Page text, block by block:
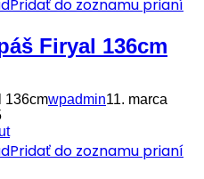
Pridať do zoznamu prianí
Firyal 136cm
136cmwpadmin11. marca
Pridať do zoznamu prianí